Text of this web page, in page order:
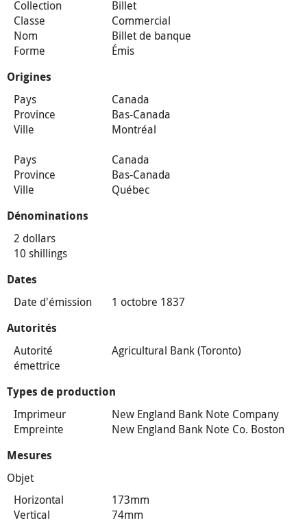
Collection
Billet
Classe
Commercial
Nom
Billet de banque
Forme
Émis
Origines
Pays
Canada
Province
Bas-Canada
Ville
Montréal
Pays
Canada
Province
Bas-Canada
Ville
Québec
Dénominations
2 dollars
10 shillings
Dates
Date d'émission 1 octobre 1837
Autorités
Autorité
émettrice
Agricultural Bank (Toronto)
Types de production
Imprimeur
New England Bank Note Company
Empreinte
New England Bank Note Co. Boston
Mesures
Objet
Horizontal
173mm
Vertical
74mm